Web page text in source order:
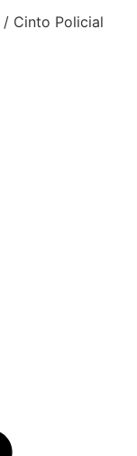
/ Cinto Policial